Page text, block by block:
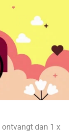
dan 1 x